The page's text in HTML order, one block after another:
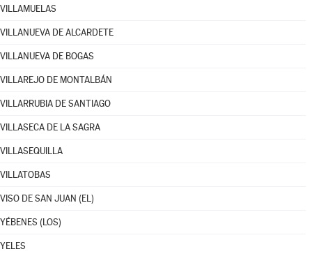
VILLAMUELAS
VILLANUEVA DE ALCARDETE
VILLANUEVA DE BOGAS
VILLAREJO DE MONTALBÁN
VILLARRUBIA DE SANTIAGO
VILLASECA DE LA SAGRA
VILLASEQUILLA
VILLATOBAS
VISO DE SAN JUAN (EL)
YÉBENES (LOS)
YELES